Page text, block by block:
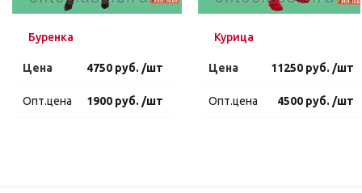
Буренка
Цена 4750 руб. /шт
Опт.цена 1900 руб. /шт
Курица
Цена 11250 руб. /шт
Опт.цена 4500 руб. /шт